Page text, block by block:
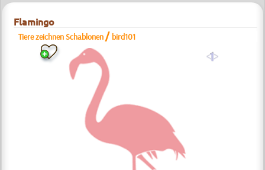
Flamingo
Tiere zeichnen Schablonen / bird101
a